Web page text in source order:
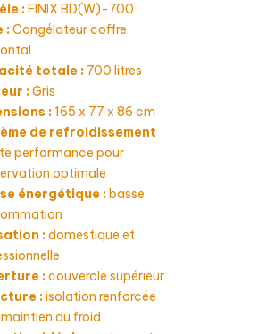
:FINIX BD(W)-700
:Congélateur coffre
totale : 700 litres
:Gris
:165 x 77 x 86 cm
de refroidissement
performance pour
optimale
énergétique :basse
:domestique et
:couvercle supérieur
:isolation renforcée
du froid